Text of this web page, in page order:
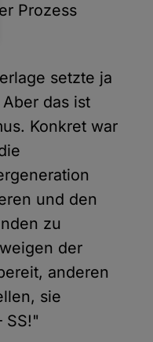
Prozess
setzte ja
das ist
Konkret war
und den
zu
der
anderen
sie
SS!"